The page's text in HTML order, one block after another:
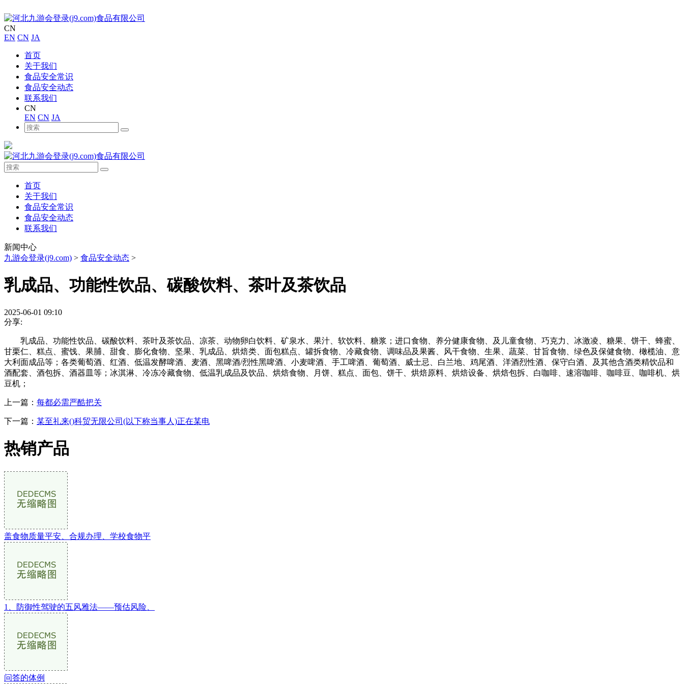
CN
EN CN JA
首页
关于我们
食品安全常识
食品安全动态
联系我们
CN
EN CN JA
首页
关于我们
食品安全常识
食品安全动态
联系我们
新闻中心
九游会登录(j9.com) > 食品安全动态 >
乳成品、功能性饮品、碳酸饮料、茶叶及茶饮品
2025-06-01 09:10
分享:
乳成品、功能性饮品、碳酸饮料、茶叶及茶饮品、凉茶、动物卵白饮料、矿泉水、果汁、软饮料、糖浆；进口食物、养分健康食物、及儿童食物、巧克力、冰激凌、糖果、饼干、蜂蜜、
甘栗仁、糕点、蜜饯、果脯、甜食、膨化食物、坚果、乳成品、烘焙类、面包糕点、罐拆食物、冷藏食物、调味品及果酱、风干食物、生果、蔬菜、甘旨食物、绿色及保健食物、橄榄油、意
大利面成品等；各类葡萄酒、红酒、低温发酵啤酒、麦酒、黑啤酒/烈性黑啤酒、小麦啤酒、手工啤酒、葡萄酒、威士忌、白兰地、鸡尾酒、洋酒烈性酒、保守白酒、及其他含酒类精饮品和
酒配套、酒包拆、酒器皿等；冰淇淋、冷冻冷藏食物、低温乳成品及饮品、烘焙食物、月饼、糕点、面包、饼干、烘焙原料、烘焙设备、烘焙包拆、白咖啡、速溶咖啡、咖啡豆、咖啡机、烘
豆机；
上一篇： 每都必需严酷把关
下一篇： 某至礼来()科贸无限公司(以下称当事人)正在某电
热销产品
盖食物质量平安、合规办理、学校食物平
1、防御性驾驶的五风雅法——预估风险、
问答的体例